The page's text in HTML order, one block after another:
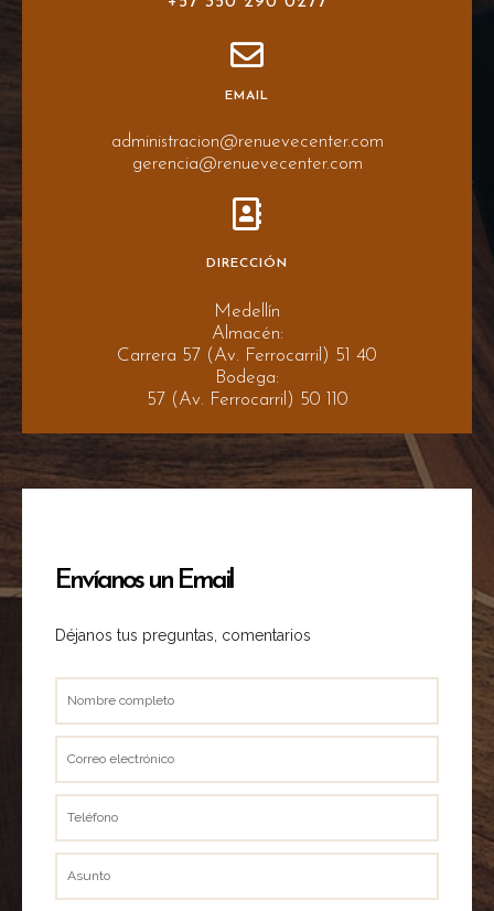
EMAIL
administracion@renuevecenter.com
gerencia@renuevecenter.com
DIRECCIÓN
Medellín
Almacén:
Carrera 57 (Av. Ferrocarril) 51 40
Bodega:
57 (Av. Ferrocarril) 50 110
Envíanos un Email
Déjanos tus preguntas, comentarios